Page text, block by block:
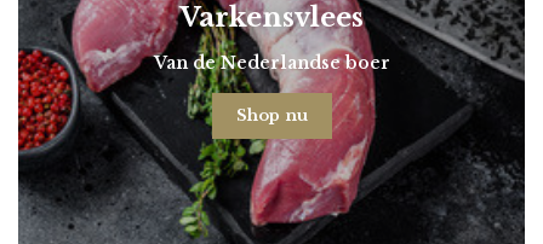
Varkensvlees
Van de Nederlandse boer
Shop nu